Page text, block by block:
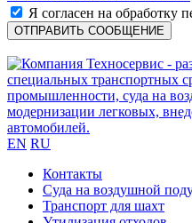
Я согласен на обработку
EN RU
Контакты
Cуда на воздушной
Транспорт для шахт